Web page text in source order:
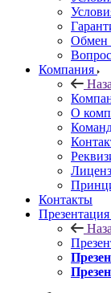
Обмен
Компания
О
Контакты
Презентация